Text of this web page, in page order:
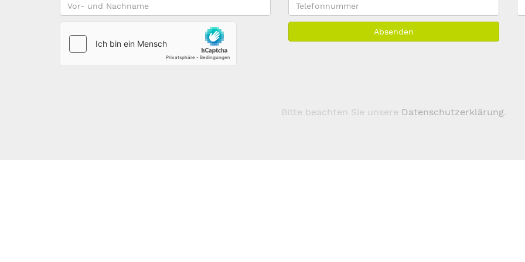
Vor-
und
Nachname
Telefonnummer
Absenden
Bitte beachten Sie unsere Datenschutzerklärung.